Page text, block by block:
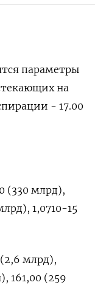
параметры
на
- 17.00
(330 млрд),
1,0710-15
(2,6 млрд),
161,00 (259